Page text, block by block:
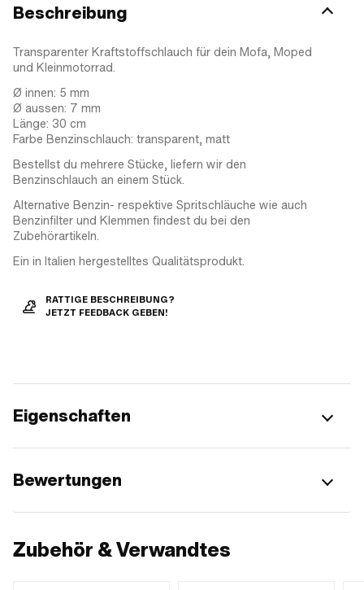
Beschreibung
Transparenter Kraftstoffschlauch für dein Mofa, Moped
und Kleinmotorrad.
Ø innen: 5 mm
Ø aussen: 7 mm
Länge: 30 cm
Farbe Benzinschlauch: transparent, matt
Bestellst du mehrere Stücke, liefern wir den
Benzinschlauch an einem Stück.
Alternative Benzin- respektive Spritschläuche wie auch
Benzinfilter und Klemmen findest du bei den
Zubehörartikeln.
Ein in Italien hergestelltes Qualitätsprodukt.
RATTIGE BESCHREIBUNG?
JETZT FEEDBACK GEBEN!
Eigenschaften
Bewertungen
Zubehör & Verwandtes